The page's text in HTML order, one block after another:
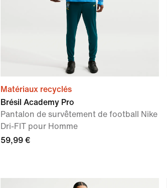
Matériaux recyclés
Brésil Academy Pro
Pantalon de survêtement de football Nike
Dri-FIT pour Homme
59,99 €